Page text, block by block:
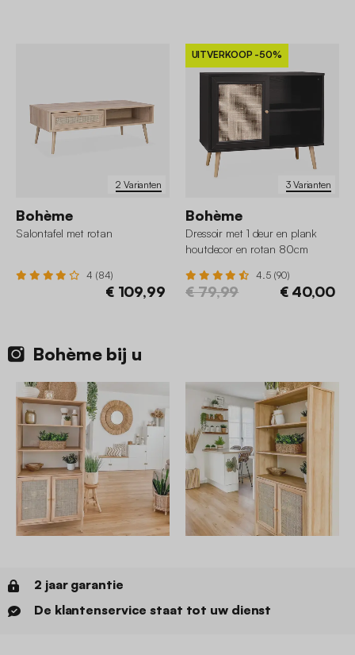
2 Varianten
Bohème
Salontafel met rotan
4 (84)
€ 109,99
3 Varianten
UITVERKOOP -50%
Bohème
Dressoir met 1 deur en plank
houtdecor en rotan 80cm
4.5 (90)
€ 79,99 € 40,00
Bohème bij u
2 jaar garantie
De klantenservice staat tot uw dienst